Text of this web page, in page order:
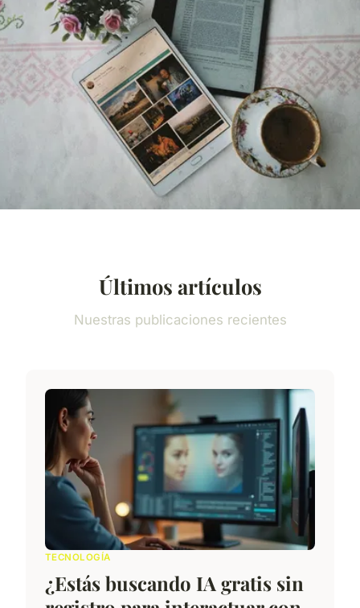
Últimos artículos
Nuestras publicaciones recientes
TECNOLOGÍA
¿Estás buscando IA gratis sin